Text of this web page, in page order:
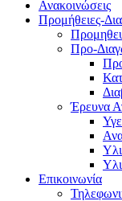
Ανακοινώσεις
Προμήθειες-
Προ-
Έρευνα
Επικοινωνία